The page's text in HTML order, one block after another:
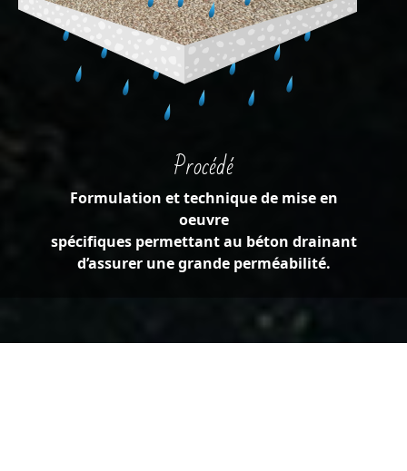
Procédé
Formulation et technique de mise en
oeuvre
spécifiques permettant au béton drainant
d’assurer une grande perméabilité.